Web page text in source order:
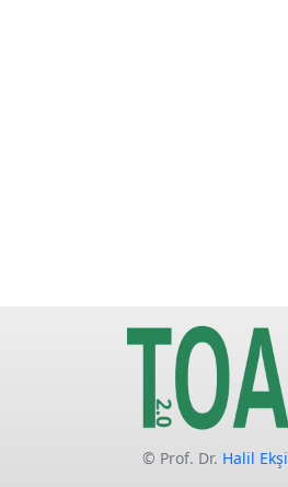
© Prof. Dr. Halil Ekşi